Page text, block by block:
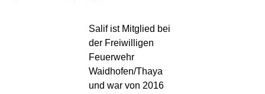
Salif ist Mitglied bei
der Freiwilligen
Feuerwehr
Waidhofen/Thaya
und war von 2016